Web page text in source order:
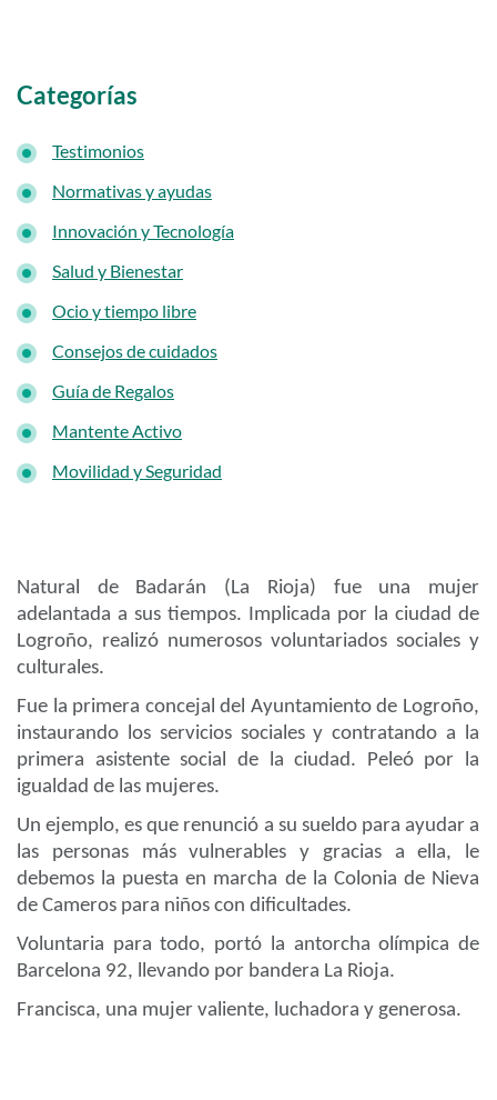
Categorías
Testimonios
Normativas y ayudas
Innovación y Tecnología
Salud y Bienestar
Ocio y tiempo libre
Consejos de cuidados
Guía de Regalos
Mantente Activo
Movilidad y Seguridad
Natural de Badarán (La Rioja) fue una mujer
adelantada a sus tiempos. Implicada por la ciudad de
Logroño, realizó numerosos voluntariados sociales y
culturales.
Fue la primera concejal del Ayuntamiento de Logroño,
instaurando los servicios sociales y contratando a la
primera asistente social de la ciudad. Peleó por la
igualdad de las mujeres.
Un ejemplo, es que renunció a su sueldo para ayudar a
las personas más vulnerables y gracias a ella, le
debemos la puesta en marcha de la Colonia de Nieva
de Cameros para niños con dificultades.
Voluntaria para todo, portó la antorcha olímpica de
Barcelona 92, llevando por bandera La Rioja.
Francisca, una mujer valiente, luchadora y generosa.